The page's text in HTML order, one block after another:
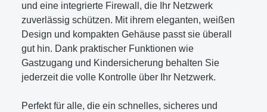
und eine integrierte Firewall, die Ihr Netzwerk
zuverlässig schützen. Mit ihrem eleganten, weißen
Design und kompakten Gehäuse passt sie überall
gut hin. Dank praktischer Funktionen wie
Gastzugang und Kindersicherung behalten Sie
jederzeit die volle Kontrolle über Ihr Netzwerk.
Perfekt für alle, die ein schnelles, sicheres und